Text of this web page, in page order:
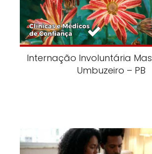
Internação Involuntária
Umbuzeiro – PB